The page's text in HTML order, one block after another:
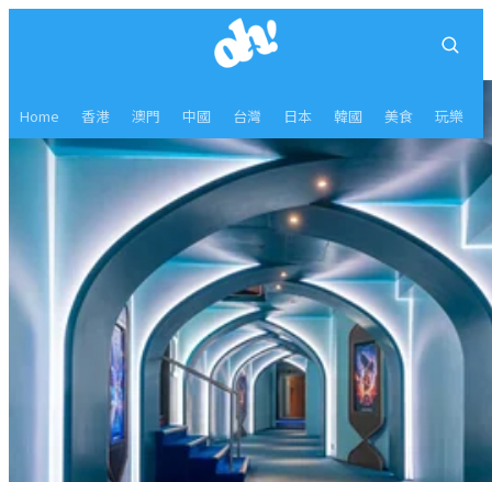
Home 香港 澳門 中國 台灣 日本 韓國 美食 玩樂